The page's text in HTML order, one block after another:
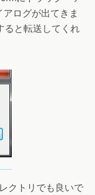
ログが出てきま
ると転送してくれ
クトリでも良いで